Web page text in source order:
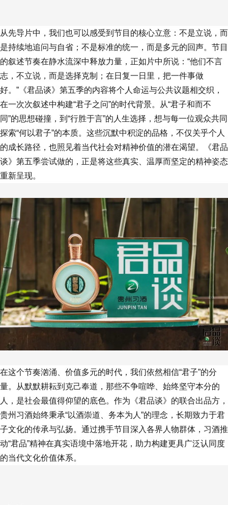
从先导片中，我们也可以感受到节目的核心立意：不是立说，而
是持续地追问与自省；不是标准的统一，而是多元的回声。节目
的叙述节奏在静水流深中释放力量，正如片中所说：“他们不言
志，不立说，而是选择克制；在日复一日里，把一件事做
好。”《君品谈》第五季的内容将个人命运与公共议题相交织，
在一次次叙述中构建“君子之问”的时代背景。从“君子和而不
同”的思想碰撞，到“行胜于言”的人生选择，想与每一位观众共同
探索“何以君子”的本质。这些沉默中积淀的品格，不仅关乎个人
的成长路径，也照见着当代社会对精神价值的潜在渴望。《君品
谈》第五季尝试做的，正是将这些真实、温厚而坚定的精神姿态
重新呈现。
在这个节奏汹涌、价值多元的时代，我们依然相信“君子”的分
量。从默默耕耘到克己奉道，那些不争喧哗、始终坚守本分的
人，是社会最值得仰望的底色。作为《君品谈》的联合出品方，
贵州习酒始终秉承“以酒崇道、务本为人”的理念，长期致力于君
子文化的传承与弘扬。通过携手节目深入各界人物群体，习酒推
动“君品”精神在真实语境中落地开花，助力构建更具广泛认同度
的当代文化价值体系。